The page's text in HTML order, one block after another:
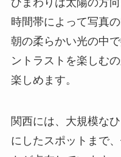
ひまわりは太陽の方
時間帯によって写真
朝の柔らかい光の中
ントラストを楽しむ
楽しめます。
関西には、大規模な
にしたスポットまで